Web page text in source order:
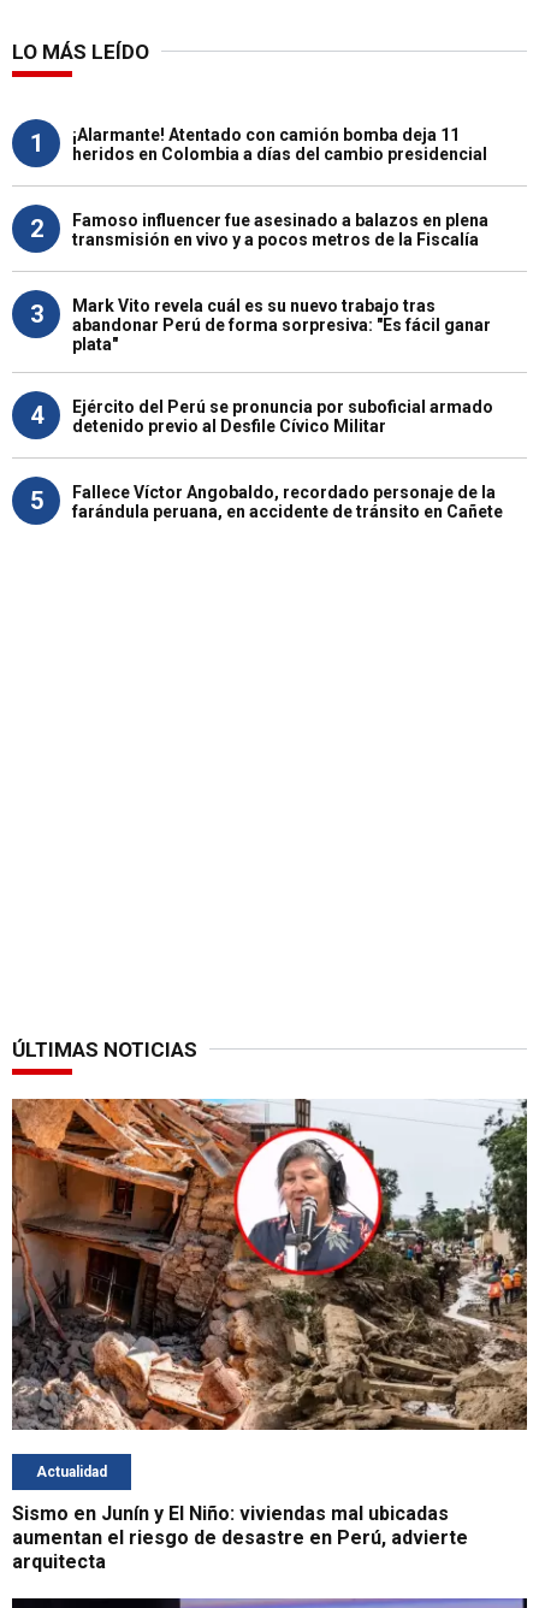
LO MÁS LEÍDO
1
¡Alarmante! Atentado con camión bomba deja 11
heridos en Colombia a días del cambio presidencial
2
Famoso influencer fue asesinado a balazos en plena
transmisión en vivo y a pocos metros de la Fiscalía
3
Mark Vito revela cuál es su nuevo trabajo tras
abandonar Perú de forma sorpresiva: "Es fácil ganar
plata"
4
Ejército del Perú se pronuncia por suboficial armado
detenido previo al Desfile Cívico Militar
5
Fallece Víctor Angobaldo, recordado personaje de la
farándula peruana, en accidente de tránsito en Cañete
ÚLTIMAS NOTICIAS
Actualidad
Sismo en Junín y El Niño: viviendas mal ubicadas
aumentan el riesgo de desastre en Perú, advierte
arquitecta